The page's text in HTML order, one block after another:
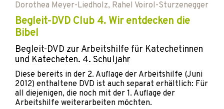
Dorothea Meyer-Liedholz, Rahel Voirol-Sturzenegger
Begleit-DVD Club 4. Wir entdecken die
Bibel
Begleit-DVD zur Arbeitshilfe für Katechetinnen
und Katecheten. 4. Schuljahr
Diese bereits in der 2. Auflage der Arbeitshilfe (Juni
2012) enthaltene DVD ist auch separat erhältlich: Für
all diejenigen, die noch mit der 1. Auflage der
Arbeitshilfe weiterarbeiten möchten.